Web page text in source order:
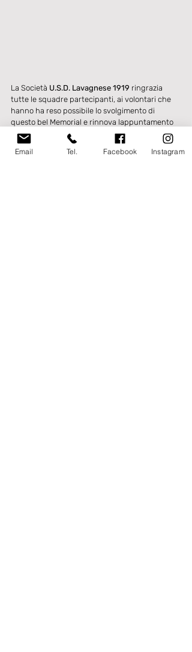
La Società U.S.D. Lavagnese 1919 ringrazia
tutte le squadre partecipanti, ai volontari che
hanno ha reso possibile lo svolgimento di
questo bel Memorial e rinnova lappuntamento
per la prossima edizione.
memorial gian carbone
Email Tel. Facebook Instagram